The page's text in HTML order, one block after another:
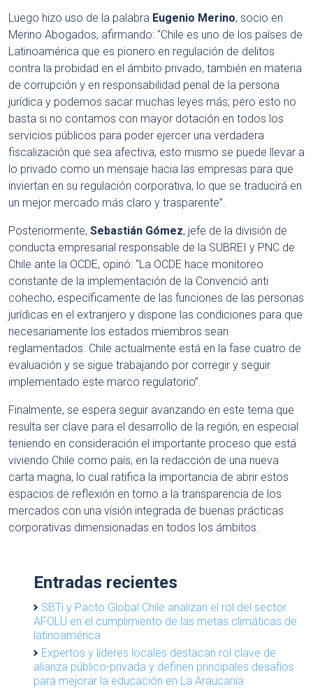
Luego hizo uso de la palabra Eugenio Merino, socio en
Merino Abogados, afirmando: “Chile es uno de los países de
Latinoamérica que es pionero en regulación de delitos
contra la probidad en el ámbito privado, también en materia
de corrupción y en responsabilidad penal de la persona
jurídica y podemos sacar muchas leyes más; pero esto no
basta si no contamos con mayor dotación en todos los
servicios públicos para poder ejercer una verdadera
fiscalización que sea afectiva, esto mismo se puede llevar a
lo privado como un mensaje hacia las empresas para que
inviertan en su regulación corporativa, lo que se traducirá en
un mejor mercado más claro y trasparente”.
Posteriormente, Sebastián Gómez, jefe de la división de
conducta empresarial responsable de la SUBREI y PNC de
Chile ante la OCDE, opinó: “La OCDE hace monitoreo
constante de la implementación de la Convenció anti
cohecho, específicamente de las funciones de las personas
jurídicas en el extranjero y dispone las condiciones para que
necesariamente los estados miembros sean
reglamentados. Chile actualmente está en la fase cuatro de
evaluación y se sigue trabajando por corregir y seguir
implementado este marco regulatorio”.
Finalmente, se espera seguir avanzando en este tema que
resulta ser clave para el desarrollo de la región, en especial
teniendo en consideración el importante proceso que está
viviendo Chile como país, en la redacción de una nueva
carta magna, lo cual ratifica la importancia de abrir estos
espacios de reflexión en torno a la transparencia de los
mercados con una visión integrada de buenas prácticas
corporativas dimensionadas en todos los ámbitos.
Entradas recientes
SBTi y Pacto Global Chile analizan el rol del sector
AFOLU en el cumplimiento de las metas climáticas de
latinoamérica
Expertos y líderes locales destacan rol clave de
alianza público-privada y definen principales desafíos
para mejorar la educación en La Araucanía